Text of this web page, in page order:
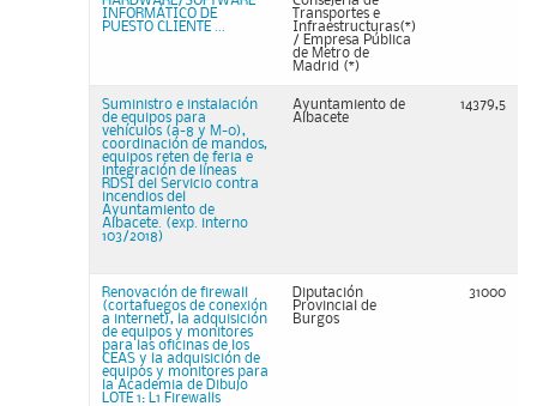
INFORMÁTICO DE
PUESTO CLIENTE ...
Transportes e
Infraestructuras(*)
/ Empresa Pública
de Metro de
Madrid (*)
Suministro e instalación
de equipos para
vehículos (a-8 y M-0),
coordinación de mandos,
equipos reten de feria e
integración de líneas
RDSI del Servicio contra
incendios del
Ayuntamiento de
Albacete. (exp. interno
103/2018)
Ayuntamiento de
Albacete
14379,5
Renovación de firewall
(cortafuegos de conexión
a internet), la adquisición
de equipos y monitores
para las oficinas de los
CEAS y la adquisición de
equipos y monitores para
la Academia de Dibujo
LOTE 1: L1 Firewalls
Diputación
Provincial de
Burgos
31000